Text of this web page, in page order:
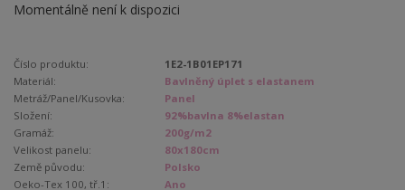
Momentálně není k dispozici
Číslo produktu:
1E2-1B01EP171
Materiál:
Bavlněný úplet s elastanem
Metráž/Panel/Kusovka:
Panel
Složení:
92%bavlna 8%elastan
Gramáž:
200g/m2
Velikost panelu:
80x180cm
Země původu:
Polsko
Oeko-Tex 100, tř.1:
Ano